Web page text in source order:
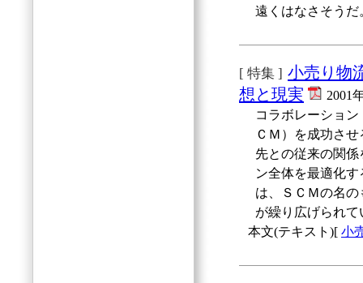
遠くはなさそうだ
[ 特集 ] 小売り物
想と現実
2001
コラボレーショ
ＣＭ）を成功さ
先との従来の関
ン全体を最適化
は、ＳＣＭの名
が繰り広げられて
本文(テキスト)[ 小